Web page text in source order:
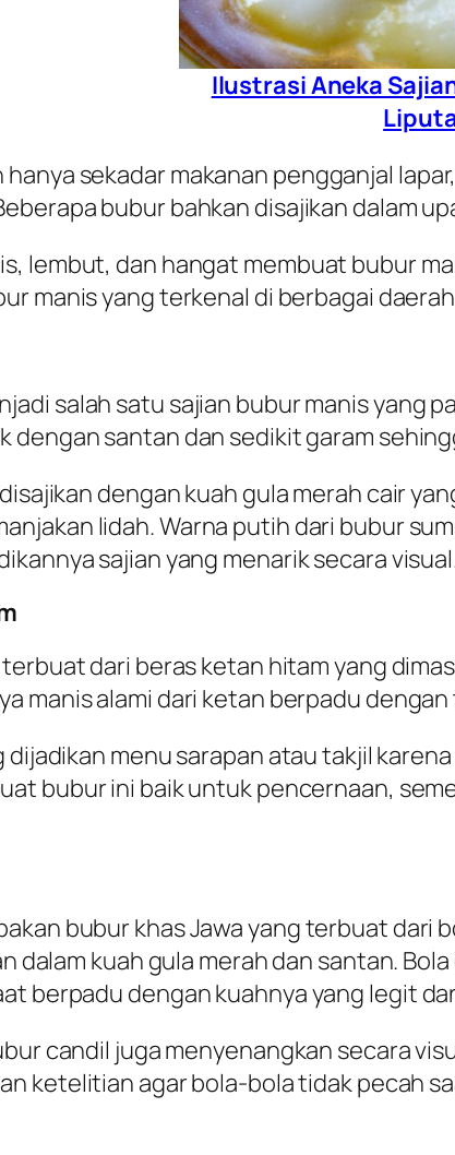
Ilustrasi Aneka
hanya sekadar makanan pengganjal
bubur bahkan disajikan dalam
lembut, dan hangat membuat bubur
manis yang terkenal di berbagai
salah satu sajian bubur manis yang
dengan santan dan sedikit garam
dengan kuah gula merah cair
lidah. Warna putih dari bubur
sajian yang menarik secara
dari beras ketan hitam yang
manis alami dari ketan berpadu
dijadikan menu sarapan atau takjil
bubur ini baik untuk pencernaan,
bubur khas Jawa yang terbuat
dalam kuah gula merah dan santan.
berpadu dengan kuahnya yang legit
candil juga menyenangkan secara
ketelitian agar bola-bola tidak pecah